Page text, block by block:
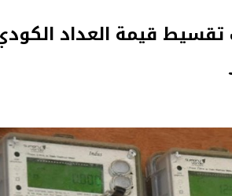
تقسيط قيمة العداد